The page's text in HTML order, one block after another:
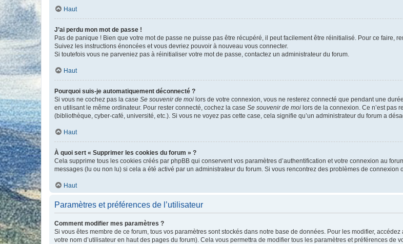
Haut
J’ai perdu mon mot de passe !
Pas de panique ! Bien que votre mot de passe ne puisse pas être récupéré, il peut facilement être réinitialisé. Pour ce faire,
Suivez les instructions énoncées et vous devriez pouvoir à nouveau vous connecter.
Si toutefois vous ne parveniez pas à réinitialiser votre mot de passe, contactez un administrateur du forum.
Haut
Pourquoi suis-je automatiquement déconnecté ?
Si vous ne cochez pas la case Se souvenir de moi lors de votre connexion, vous ne resterez connecté que pendant une
en utilisant le même ordinateur. Pour rester connecté, cochez la case Se souvenir de moi lors de la connexion. Ce n’est pas
(bibliothèque, cyber-café, université, etc.). Si vous ne voyez pas cette case, cela signifie qu’un administrateur du forum a
Haut
À quoi sert « Supprimer les cookies du forum » ?
Cela supprime tous les cookies créés par phpBB qui conservent vos paramètres d’authentification et votre connexion au
messages (lu ou non lu) si cela a été activé par un administrateur du forum. Si vous rencontrez des problèmes de
Haut
Paramètres et préférences de l’utilisateur
Comment modifier mes paramètres ?
Si vous êtes membre de ce forum, tous vos paramètres sont stockés dans notre base de données. Pour les modifier, accédez
votre nom d’utilisateur en haut des pages du forum). Cela vous permettra de modifier tous les paramètres et préférences de